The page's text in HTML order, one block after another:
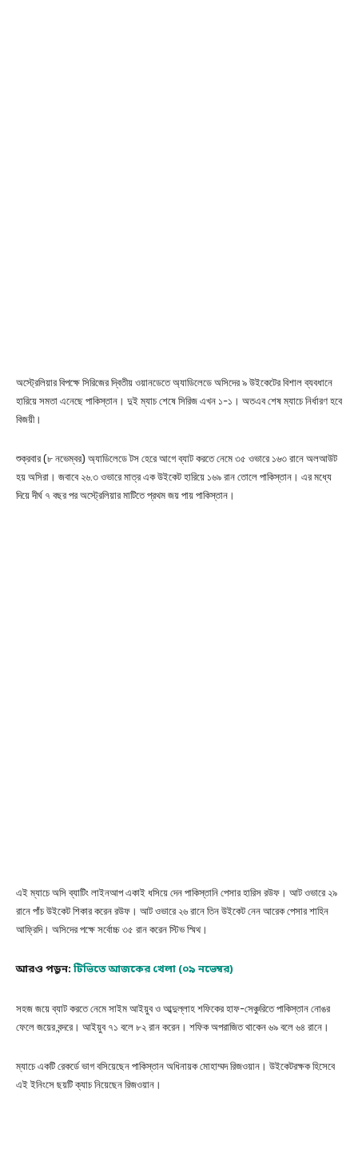
অস্ট্রেলিয়ার বিপক্ষে সিরিজের দ্বিতীয় ওয়ানডেতে অ্যাডিলেডে অসিদের ৯ উইকেটের বিশাল ব্যবধানে
হারিয়ে সমতা এনেছে পাকিস্তান। দুই ম্যাচ শেষে সিরিজ এখন ১-১। অতএব শেষ ম্যাচে নির্ধারণ হবে
বিজয়ী।
শুক্রবার (৮ নভেম্বর) অ্যাডিলেডে টস হেরে আগে ব্যাট করতে নেমে ৩৫ ওভারে ১৬৩ রানে অলআউট
হয় অসিরা। জবাবে ২৬.৩ ওভারে মাত্র এক উইকেট হারিয়ে ১৬৯ রান তোলে পাকিস্তান। এর মধ্যে
দিয়ে দীর্ঘ ৭ বছর পর অস্ট্রেলিয়ার মাটিতে প্রথম জয় পায় পাকিস্তান।
এই ম্যাচে অসি ব্যাটিং লাইনআপ একাই ধসিয়ে দেন পাকিস্তানি পেসার হারিস রউফ। আট ওভারে ২৯
রানে পাঁচ উইকেট শিকার করেন রউফ। আট ওভারে ২৬ রানে তিন উইকেট নেন আরেক পেসার শাহিন
আফ্রিদি। অসিদের পক্ষে সর্বোচ্চ ৩৫ রান করেন স্টিভ স্মিথ।
আরও পড়ুন: টিভিতে আজকের খেলা (০৯ নভেম্বর)
সহজ জয়ে ব্যাট করতে নেমে সাইম আইয়ুব ও আব্দুল্লাহ শফিকের হাফ-সেঞ্চুরিতে পাকিস্তান নোঙর
ফেলে জয়ের বন্দরে। আইয়ুব ৭১ বলে ৮২ রান করেন। শফিক অপরাজিত থাকেন ৬৯ বলে ৬৪ রানে।
ম্যাচে একটি রেকর্ডে ভাগ বসিয়েছেন পাকিস্তান অধিনায়ক মোহাম্মদ রিজওয়ান। উইকেটরক্ষক হিসেবে
এই ইনিংসে ছয়টি ক্যাচ নিয়েছেন রিজওয়ান।